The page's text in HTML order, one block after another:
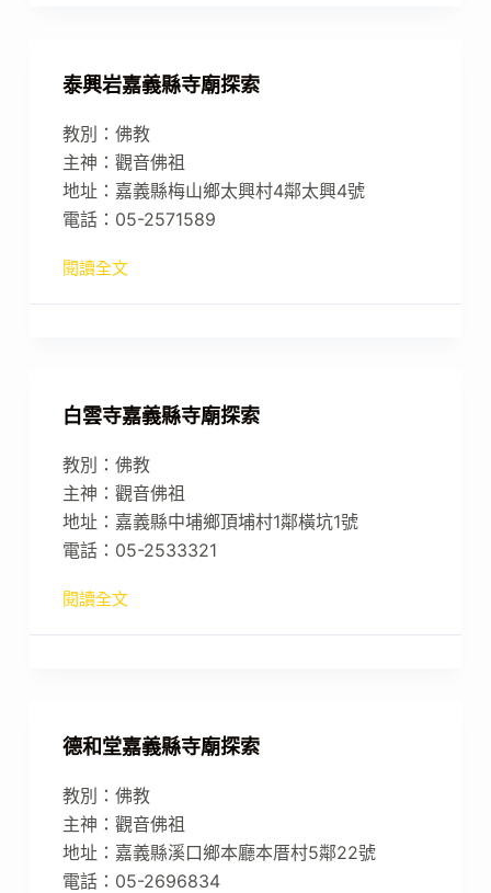
泰興岩嘉義縣寺廟探索
教別：佛教
主神：觀音佛祖
地址：嘉義縣梅山鄉太興村4鄰太興4號
電話：05-2571589
閱讀全文
白雲寺嘉義縣寺廟探索
教別：佛教
主神：觀音佛祖
地址：嘉義縣中埔鄉頂埔村1鄰橫坑1號
電話：05-2533321
閱讀全文
德和堂嘉義縣寺廟探索
教別：佛教
主神：觀音佛祖
地址：嘉義縣溪口鄉本廳本厝村5鄰22號
電話：05-2696834